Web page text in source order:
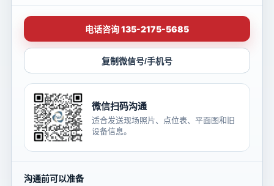
电话咨询 135-2175-5685
复制微信号/手机号
微信扫码沟通
适合发送现场照片、点位表、平面图和旧
设备信息。
沟通前可以准备